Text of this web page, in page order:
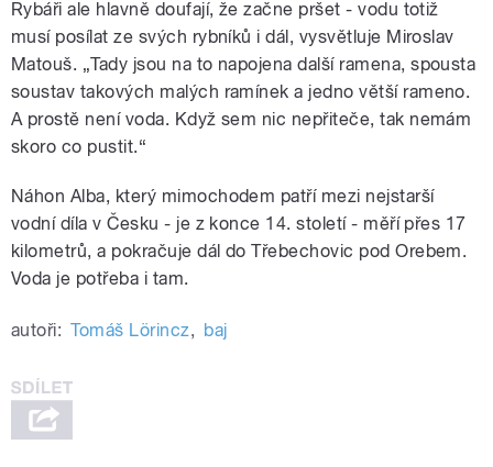
Rybáři ale hlavně doufají, že začne pršet - vodu totiž
musí posílat ze svých rybníků i dál, vysvětluje Miroslav
Matouš. „Tady jsou na to napojena další ramena, spousta
soustav takových malých ramínek a jedno větší rameno.
A prostě není voda. Když sem nic nepřiteče, tak nemám
skoro co pustit.“
Náhon Alba, který mimochodem patří mezi nejstarší
vodní díla v Česku - je z konce 14. století - měří přes 17
kilometrů, a pokračuje dál do Třebechovic pod Orebem.
Voda je potřeba i tam.
autoři: Tomáš Lörincz, baj